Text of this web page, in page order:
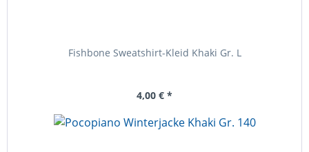
Fishbone Sweatshirt-Kleid Khaki Gr. L
4,00 € *